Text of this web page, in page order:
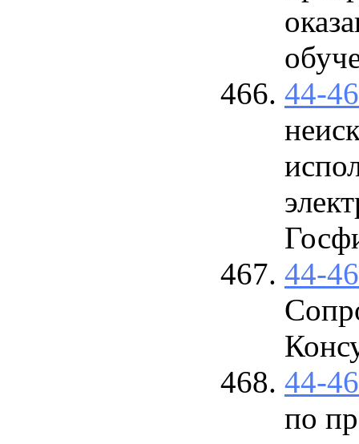
44-
44-
44-
по